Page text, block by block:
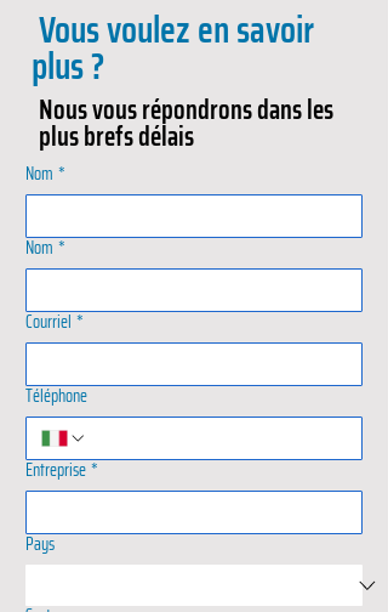
Vous voulez en savoir
plus ?
Nous vous répondrons dans les
plus brefs délais
Nom *
Nom *
Courriel *
Téléphone
Entreprise*
Pays